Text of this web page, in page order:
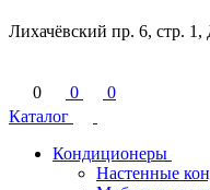
Лихачёвский пр. 6, стр.
0 0
0
Каталог
Кондиционеры
Настенные